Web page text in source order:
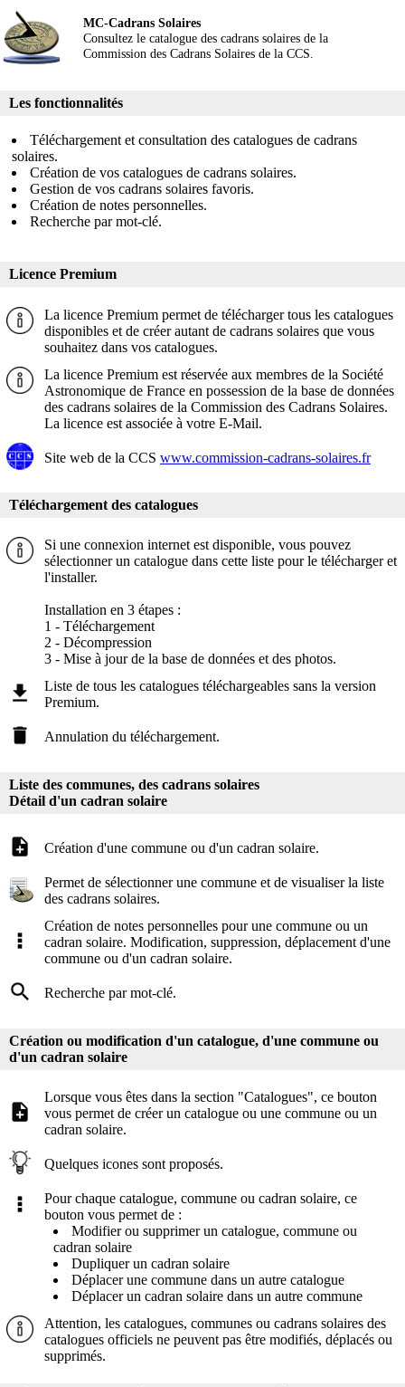
MC-Cadrans Solaires
Consultez le catalogue des cadrans solaires de la
Commission des Cadrans Solaires de la CCS.
Les fonctionnalités
Téléchargement et consultation des catalogues de cadrans
solaires.
Création de vos catalogues de cadrans solaires.
Gestion de vos cadrans solaires favoris.
Création de notes personnelles.
Recherche par mot-clé.
Licence Premium
La licence Premium permet de télécharger tous les catalogues
disponibles et de créer autant de cadrans solaires que vous
souhaitez dans vos catalogues.
La licence Premium est réservée aux membres de la Société
Astronomique de France en possession de la base de données
des cadrans solaires de la Commission des Cadrans Solaires.
La licence est associée à votre E-Mail.
Site web de la CCS www.commission-cadrans-solaires.fr
Téléchargement des catalogues
Si une connexion internet est disponible, vous pouvez
sélectionner un catalogue dans cette liste pour le télécharger et
l'installer.
Installation en 3 étapes :
1 - Téléchargement
2 - Décompression
3 - Mise à jour de la base de données et des photos.
Liste de tous les catalogues téléchargeables sans la version
Premium.
Annulation du téléchargement.
Liste des communes, des cadrans solaires
Détail d'un cadran solaire
Création d'une commune ou d'un cadran solaire.
Permet de sélectionner une commune et de visualiser la liste
des cadrans solaires.
Création de notes personnelles pour une commune ou un
cadran solaire. Modification, suppression, déplacement d'une
commune ou d'un cadran solaire.
Recherche par mot-clé.
Création ou modification d'un catalogue, d'une commune ou
d'un cadran solaire
Lorsque vous êtes dans la section "Catalogues", ce bouton
vous permet de créer un catalogue ou une commune ou un
cadran solaire.
Quelques icones sont proposés.
Pour chaque catalogue, commune ou cadran solaire, ce
bouton vous permet de :
Modifier ou supprimer un catalogue, commune ou
cadran solaire
Dupliquer un cadran solaire
Déplacer une commune dans un autre catalogue
Déplacer un cadran solaire dans un autre commune
Attention, les catalogues, communes ou cadrans solaires des
catalogues officiels ne peuvent pas être modifiés, déplacés ou
supprimés.